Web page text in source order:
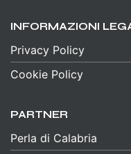
INFORMAZIONI
Privacy Policy
Cookie Policy
PARTNER
Perla di Calabria